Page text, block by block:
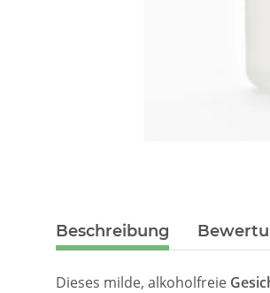
Beschreibung
Dieses milde, alkoholfreie